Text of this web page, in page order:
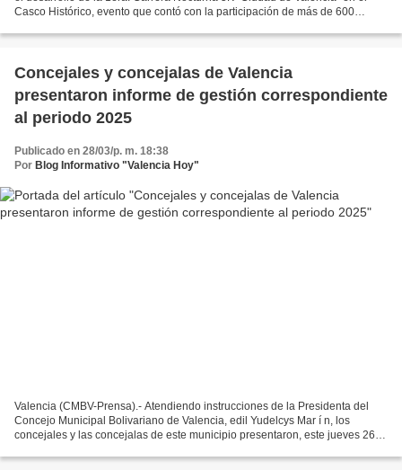
Casco Histórico, evento que contó con la participación de más de 600
‎Concejales y concejalas de Valencia
presentaron informe de gestión correspondiente
al periodo 2025
Publicado en 28/03/p. m. 18:38
Por Blog Informativo "Valencia Hoy"
Valencia (CMBV-Prensa).- Atendiendo instrucciones de la Presidenta del
Concejo Municipal Bolivariano de Valencia, edil Yudelcys Mar í n, los
concejales y las concejalas de este municipio presentaron, este jueves 26